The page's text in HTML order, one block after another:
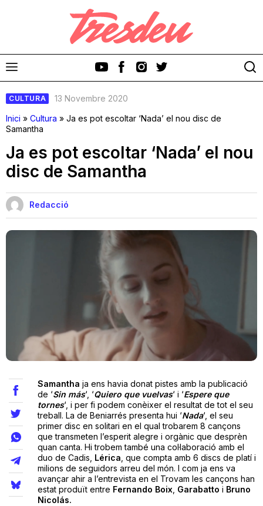
Discos
Videoclips
Cinema i Televisió
Festivals
Teatre
Internet
Opinió
Llibres
La Llista
Llocs
CULTURA
13 Novembre 2020
Inici » Cultura » Ja es pot escoltar ‘Nada’ el nou disc de
Samantha
Ja es pot escoltar ‘Nada’ el nou
disc de Samantha
Redacció
Samantha ja ens havia donat pistes amb la publicació
de ‘Sin más‘, ‘Quiero que vuelvas‘ i ‘Espere que
tornes‘, i per fi podem conèixer el resultat de tot el seu
treball. La de Beniarrés presenta hui ‘Nada‘, el seu
primer disc en solitari en el qual trobarem 8 cançons
que transmeten l’esperit alegre i orgànic que desprèn
quan canta. Hi trobem també una col·laboració amb el
duo de Cadis, Lérica , que compta amb 6 discs de platí i
milions de seguidors arreu del món. I com ja ens va
avançar ahir a l’entrevista en el Trovam les cançons han
estat produït entre Fernando Boix, Garabatto i Bruno
Nicolás.